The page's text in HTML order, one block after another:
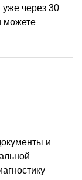
через 30
можете
и